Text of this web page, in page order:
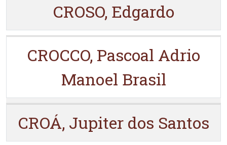
CROSO, Edgardo
CROCCO, Pascoal Adrio
Manoel Brasil
CROÁ, Jupiter dos Santos